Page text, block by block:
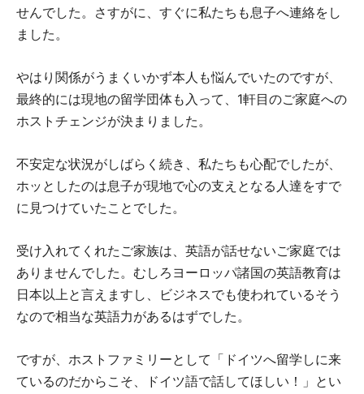
せんでした。さすがに、すぐに私たちも息子へ連絡をし
ました。
やはり関係がうまくいかず本人も悩んでいたのですが、
最終的には現地の留学団体も入って、1軒目のご家庭への
ホストチェンジが決まりました。
不安定な状況がしばらく続き、私たちも心配でしたが、
ホッとしたのは息子が現地で心の支えとなる人達をすで
に見つけていたことでした。
受け入れてくれたご家族は、英語が話せないご家庭では
ありませんでした。むしろヨーロッパ諸国の英語教育は
日本以上と言えますし、ビジネスでも使われているそう
なので相当な英語力があるはずでした。
ですが、ホストファミリーとして「ドイツへ留学しに来
ているのだからこそ、ドイツ語で話してほしい！」とい